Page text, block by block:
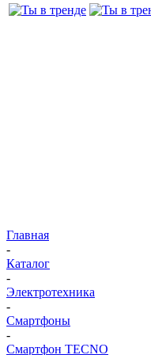
Главная
-
Каталог
-
Электротехника
-
Смартфоны
-
Смартфон TECNO